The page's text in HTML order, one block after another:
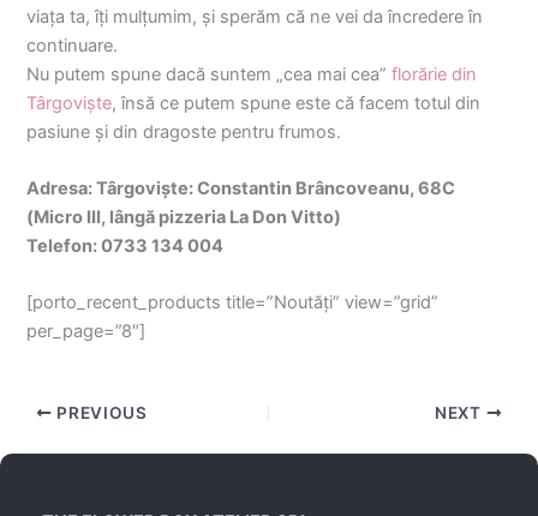
viața ta, îți mulțumim, și sperăm că ne vei da încredere în
continuare.
Nu putem spune dacă suntem „cea mai cea”florărie din
Târgoviște, însă ce putem spune este că facem totul din
pasiune și din dragoste pentru frumos.
Adresa: Târgoviște: Constantin Brâncoveanu, 68C
(Micro III, lângă pizzeria La Don Vitto)
Telefon: 0733 134 004
[porto_recent_products title=”Noutăți” view=”grid”
per_page=”8″]
PREVIOUS NEXT